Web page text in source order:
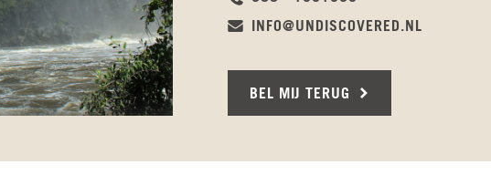
INFO@UNDISCOVERED.NL
BEL MIJ TERUG